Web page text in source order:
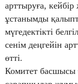
арттыруға,
ұстанымды
мүгедектікті
сенім деңгейін
өтті.
Комитет басшысы